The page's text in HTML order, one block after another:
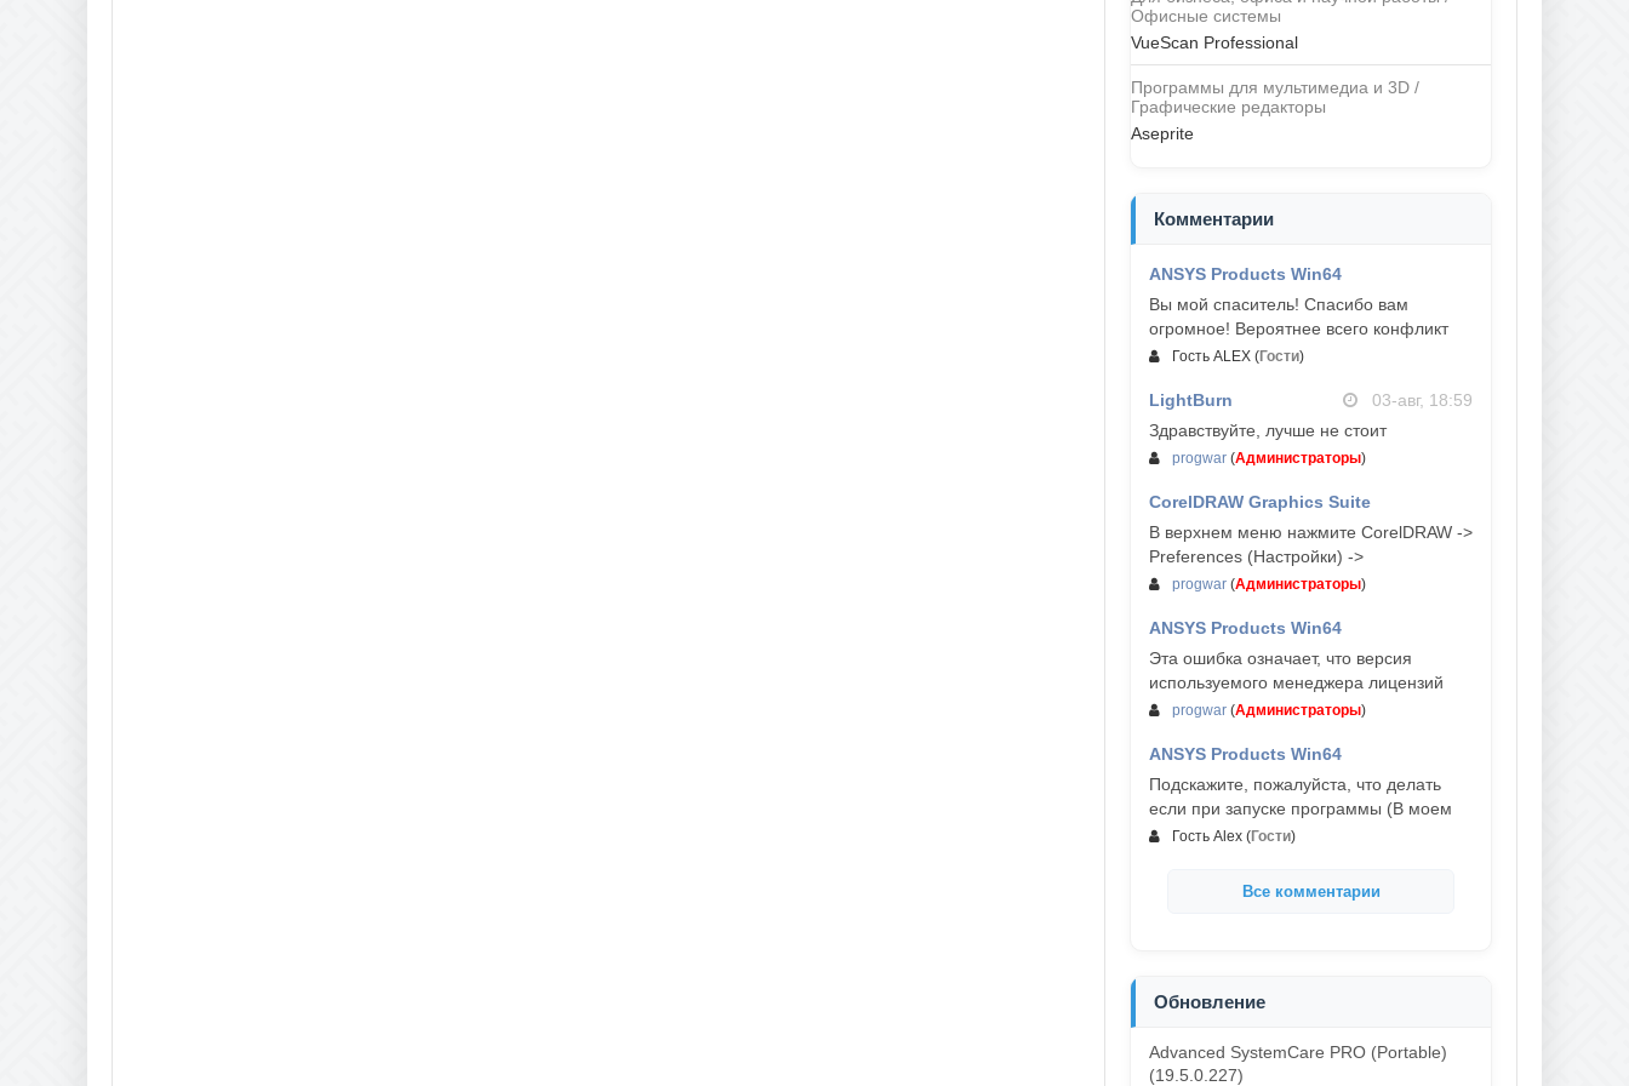
Офисные системы
VueScan Professional
Программы для мультимедиа и 3D /
Графические редакторы
Aseprite
Комментарии
ANSYS Products Win64
Вы мой спаситель! Спасибо вам
огромное! Вероятнее всего конфликт
Гость ALEX (Гости)
LightBurn
03-авг, 18:59
Здравствуйте, лучше не стоит
progwar (Администраторы)
CorelDRAW Graphics Suite
03-авг, 18:58
В верхнем меню нажмите CorelDRAW ->
Preferences (Настройки) ->
progwar (Администраторы)
ANSYS Products Win64
Эта ошибка означает, что версия
используемого менеджера лицензий
progwar (Администраторы)
ANSYS Products Win64
Подскажите, пожалуйста, что делать
если при запуске программы (В моем
Гость Alex (Гости)
Все комментарии
Обновление
Advanced SystemCare PRO (Portable)
(19.5.0.227)